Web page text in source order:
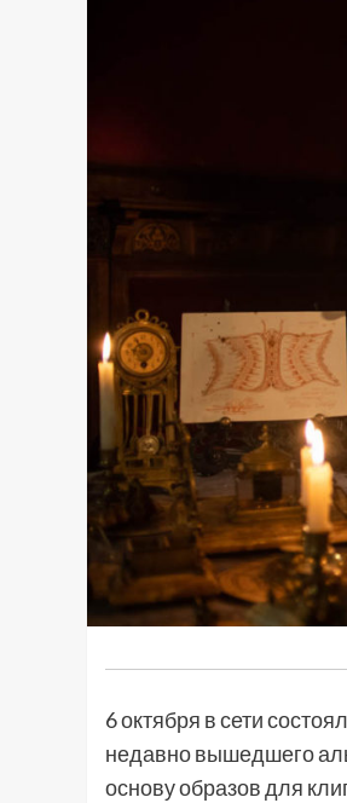
6 октября в сети
недавно вышедшего
основу образов для